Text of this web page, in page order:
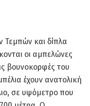
Τεμπών και δίπλα
οι αμπελώνες
βουνοκορφές του
έχουν ανατολική
σε υψόμετρο που